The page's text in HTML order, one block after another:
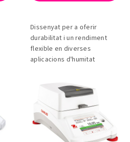
Dissenyat per a oferir
durabilitat i un rendiment
flexible en diverses
aplicacions d'humitat